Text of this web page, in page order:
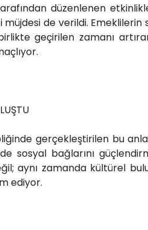
düzenlenen
de verildi.
geçirilen zamanı
gerçekleştirilen bu
sosyal bağlarını
aynı zamanda kültürel
ediyor.